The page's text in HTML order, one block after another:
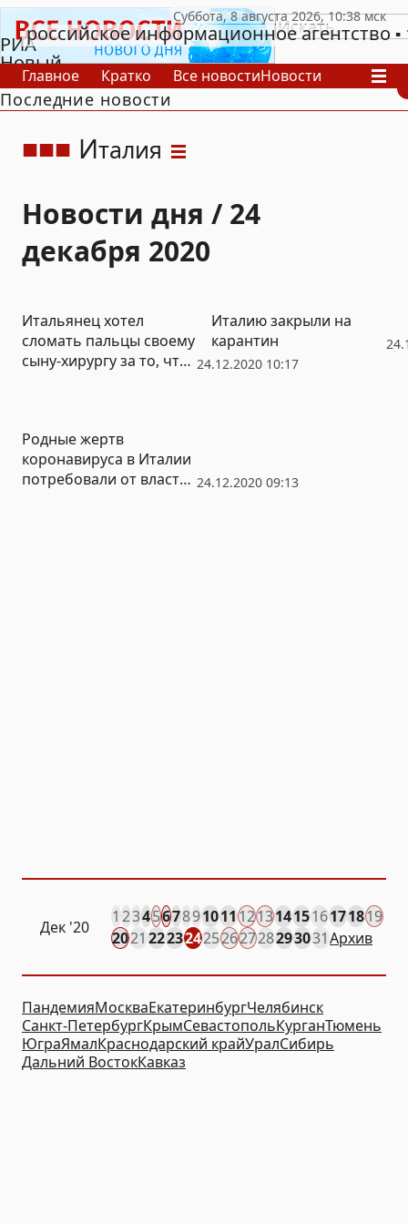
РИА
Новый
День
российское информационное агентство
Главное Кратко Все новостиНовости
В России
В мире
Последние новости
Италия
Новости дня / 24
декабря 2020
24.12.2020 10:17
Итальянец хотел
сломать пальцы своему
сыну-хирургу за то, что
Италию закрыли на
карантин
24.12.2020 09:13
Родные жертв
коронавируса в Италии
потребовали от властей
Дек '20
1 2345678910111213141516171819
2021 22232425262728293031Архив
ПандемияМоскваЕкатеринбургЧелябинск
Санкт-ПетербургКрымСевастопольКурганТюмень
ЮграЯмалКраснодарский крайУралСибирь
Дальний ВостокКавказ